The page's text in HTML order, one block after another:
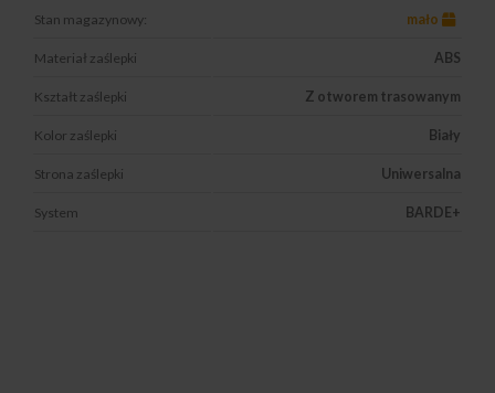
Stan magazynowy: mało
Materiał zaślepki ABS
Kształt zaślepki Z otworem trasowanym
Kolor zaślepki Biały
Strona zaślepki Uniwersalna
System BARDE+